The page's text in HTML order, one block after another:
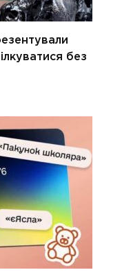
без